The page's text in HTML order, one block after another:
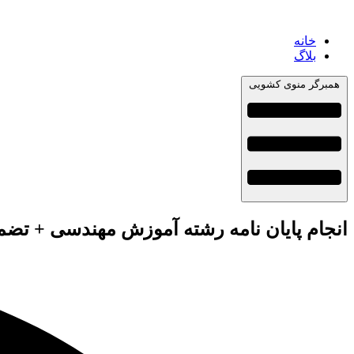
خانه
بلاگ
همبرگر منوی کشویی
انجام پایان نامه رشته آموزش مهندسی +